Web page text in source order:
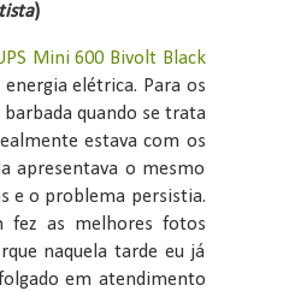
)
Mini 600 Bivolt Black
elétrica. Para os
quando se trata
estava com os
apresentava o mesmo
e o problema persistia.
fez as melhores fotos
naquela tarde eu já
em atendimento